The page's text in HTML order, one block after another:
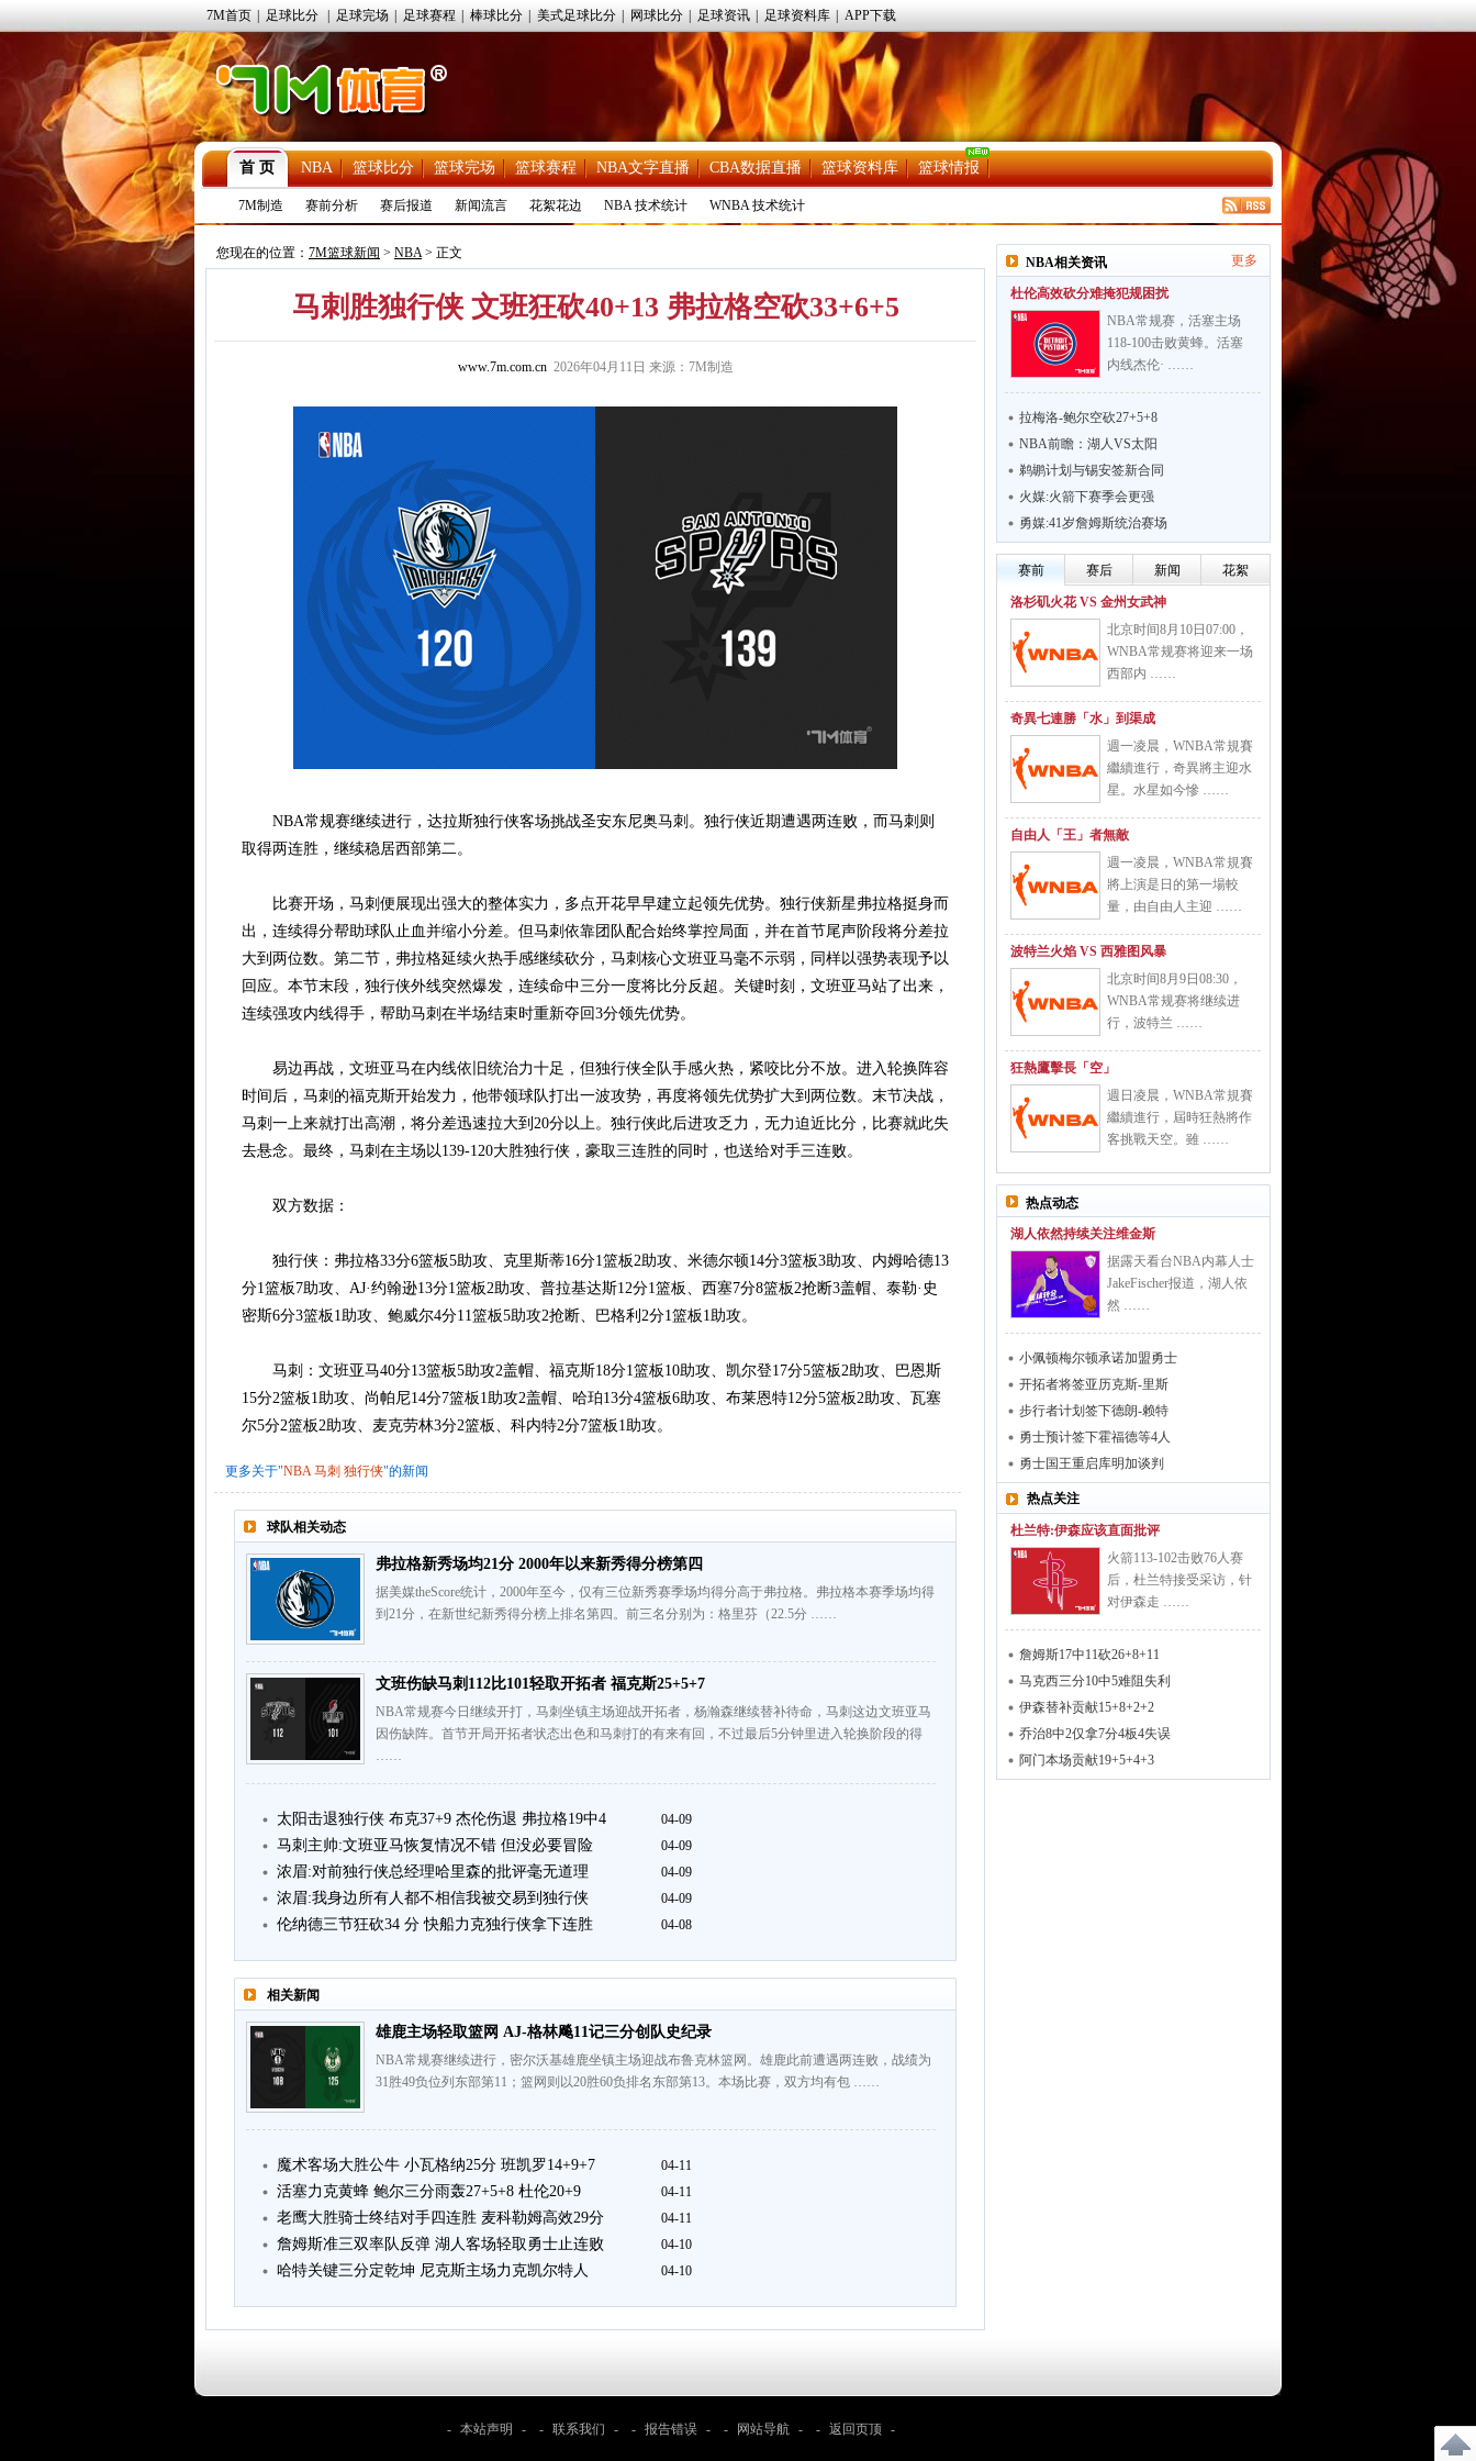
7M首页 足球比分 足球完场 足球赛程 棒球比分 美式足球比分 网球比分 足球资讯 足球资料库 APP下载
首 页 NBA 篮球比分 篮球完场 篮球赛程 NBA文字直播 CBA数据直播 篮球资料库 篮球情报
7M制造 赛前分析 赛后报道 新闻流言 花絮花边 NBA 技术统计 WNBA 技术统计
您现在的位置： 7M篮球新闻 > NBA> 正文
马刺胜独行侠 文班狂砍40+13 弗拉格空砍33+6+5
www.7m.com.cn2026年04月11日 来源：7M制造
NBA常规赛继续进行，达拉斯独行侠客场挑战圣安东尼奥马刺。独行侠近期遭遇两连败，而马刺则
取得两连胜，继续稳居西部第二。
比赛开场，马刺便展现出强大的整体实力，多点开花早早建立起领先优势。独行侠新星弗拉格挺身而
出，连续得分帮助球队止血并缩小分差。但马刺依靠团队配合始终掌控局面，并在首节尾声阶段将分差拉
大到两位数。第二节，弗拉格延续火热手感继续砍分，马刺核心文班亚马毫不示弱，同样以强势表现予以
回应。本节末段，独行侠外线突然爆发，连续命中三分一度将比分反超。关键时刻，文班亚马站了出来，
连续强攻内线得手，帮助马刺在半场结束时重新夺回3分领先优势。
易边再战，文班亚马在内线依旧统治力十足，但独行侠全队手感火热，紧咬比分不放。进入轮换阵容
时间后，马刺的福克斯开始发力，他带领球队打出一波攻势，再度将领先优势扩大到两位数。末节决战，
马刺一上来就打出高潮，将分差迅速拉大到20分以上。独行侠此后进攻乏力，无力迫近比分，比赛就此失
去悬念。最终，马刺在主场以139-120大胜独行侠，豪取三连胜的同时，也送给对手三连败。
双方数据：
独行侠：弗拉格33分6篮板5助攻、克里斯蒂16分1篮板2助攻、米德尔顿14分3篮板3助攻、内姆哈德13
分1篮板7助攻、AJ·约翰逊13分1篮板2助攻、普拉基达斯12分1篮板、西塞7分8篮板2抢断3盖帽、泰勒·史
密斯6分3篮板1助攻、鲍威尔4分11篮板5助攻2抢断、巴格利2分1篮板1助攻。
马刺：文班亚马40分13篮板5助攻2盖帽、福克斯18分1篮板10助攻、凯尔登17分5篮板2助攻、巴恩斯
15分2篮板1助攻、尚帕尼14分7篮板1助攻2盖帽、哈珀13分4篮板6助攻、布莱恩特12分5篮板2助攻、瓦塞
尔5分2篮板2助攻、麦克劳林3分2篮板、科内特2分7篮板1助攻。
更多关于"NBA 马刺 独行侠"的新闻
球队相关动态
弗拉格新秀场均21分 2000年以来新秀得分榜第四
据美媒theScore统计，2000年至今，仅有三位新秀赛季场均得分高于弗拉格。弗拉格本赛季场均得
到21分，在新世纪新秀得分榜上排名第四。前三名分别为：格里芬（22.5分 ……
文班伤缺马刺112比101轻取开拓者 福克斯25+5+7
NBA常规赛今日继续开打，马刺坐镇主场迎战开拓者，杨瀚森继续替补待命，马刺这边文班亚马
因伤缺阵。首节开局开拓者状态出色和马刺打的有来有回，不过最后5分钟里进入轮换阶段的得
……
太阳击退独行侠 布克37+9 杰伦伤退 弗拉格19中4 04-09
马刺主帅:文班亚马恢复情况不错 但没必要冒险 04-09
浓眉:对前独行侠总经理哈里森的批评毫无道理 04-09
浓眉:我身边所有人都不相信我被交易到独行侠 04-09
伦纳德三节狂砍34 分 快船力克独行侠拿下连胜 04-08
相关新闻
雄鹿主场轻取篮网 AJ-格林飚11记三分创队史纪录
NBA常规赛继续进行，密尔沃基雄鹿坐镇主场迎战布鲁克林篮网。雄鹿此前遭遇两连败，战绩为
31胜49负位列东部第11；篮网则以20胜60负排名东部第13。本场比赛，双方均有包 ……
魔术客场大胜公牛 小瓦格纳25分 班凯罗14+9+7 04-11
活塞力克黄蜂 鲍尔三分雨轰27+5+8 杜伦20+9 04-11
老鹰大胜骑士终结对手四连胜 麦科勒姆高效29分 04-11
詹姆斯准三双率队反弹 湖人客场轻取勇士止连败 04-10
哈特关键三分定乾坤 尼克斯主场力克凯尔特人 04-10
NBA相关资讯 更多
杜伦高效砍分难掩犯规困扰
NBA常规赛，活塞主场
118-100击败黄蜂。活塞
内线杰伦· ……
拉梅洛-鲍尔空砍27+5+8
NBA前瞻：湖人VS太阳
鹈鹕计划与锡安签新合同
火媒:火箭下赛季会更强
勇媒:41岁詹姆斯统治赛场
赛前 赛后 新闻 花絮
洛杉矶火花 VS 金州女武神
北京时间8月10日07:00，
WNBA常规赛将迎来一场
西部内 ……
奇異七連勝「水」到渠成
週一凌晨，WNBA常規賽
繼續進行，奇異將主迎水
星。水星如今慘 ……
自由人「王」者無敵
週一凌晨，WNBA常規賽
將上演是日的第一場較
量，由自由人主迎 ……
波特兰火焰 VS 西雅图风暴
北京时间8月9日08:30，
WNBA常规赛将继续进
行，波特兰 ……
狂熱鷹擊長「空」
週日凌晨，WNBA常規賽
繼續進行，屆時狂熱將作
客挑戰天空。雖 ……
热点动态
湖人依然持续关注维金斯
据露天看台NBA内幕人士
JakeFischer报道，湖人依
然 ……
小佩顿梅尔顿承诺加盟勇士
开拓者将签亚历克斯-里斯
步行者计划签下德朗-赖特
勇士预计签下霍福德等4人
勇士国王重启库明加谈判
热点关注
杜兰特:伊森应该直面批评
火箭113-102击败76人赛
后，杜兰特接受采访，针
对伊森走 ……
詹姆斯17中11砍26+8+11
马克西三分10中5难阻失利
伊森替补贡献15+8+2+2
乔治8中2仅拿7分4板4失误
阿门本场贡献19+5+4+3
- 本站声明 - - 联系我们 - - 报告错误 - - 网站导航 - - 返回页顶 -